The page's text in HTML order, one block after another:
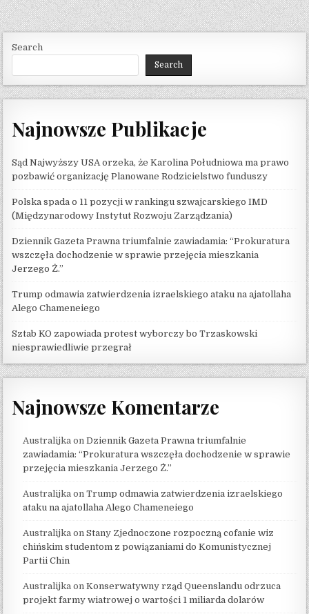
Search
Search
Najnowsze Publikacje
Sąd Najwyższy USA orzeka, że ​​Karolina Południowa ma prawo
pozbawić organizację Planowane Rodzicielstwo funduszy
Polska spada o 11 pozycji w rankingu szwajcarskiego IMD
(Międzynarodowy Instytut Rozwoju Zarządzania)
Dziennik Gazeta Prawna triumfalnie zawiadamia: “Prokuratura
wszczęła dochodzenie w sprawie przejęcia mieszkania
Jerzego Ż.”
Trump odmawia zatwierdzenia izraelskiego ataku na ajatollaha
Alego Chameneiego
Sztab KO zapowiada protest wyborczy bo Trzaskowski
niesprawiedliwie przegrał
Najnowsze Komentarze
Australijka onDziennik Gazeta Prawna triumfalnie
zawiadamia: “Prokuratura wszczęła dochodzenie w sprawie
przejęcia mieszkania Jerzego Ż.”
Australijka onTrump odmawia zatwierdzenia izraelskiego
ataku na ajatollaha Alego Chameneiego
Australijka onStany Zjednoczone rozpoczną cofanie wiz
chińskim studentom z powiązaniami do Komunistycznej
Partii Chin
Australijka onKonserwatywny rząd Queenslandu odrzuca
projekt farmy wiatrowej o wartości 1 miliarda dolarów